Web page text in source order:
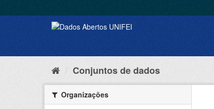
Conjuntos de dados
Organizações